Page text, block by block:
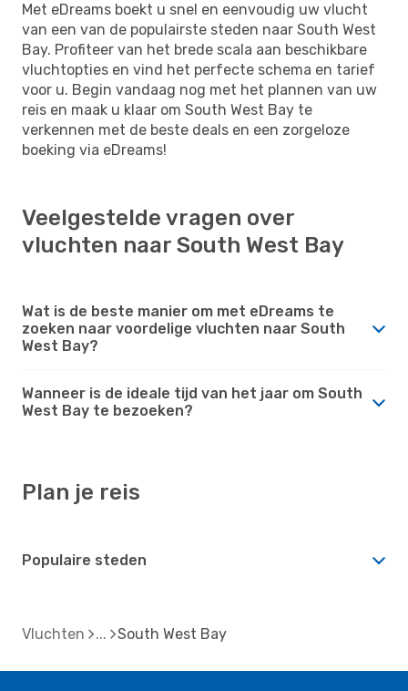
Met eDreams boekt u snel en eenvoudig uw vlucht
van een van de populairste steden naar South West
Bay. Profiteer van het brede scala aan beschikbare
vluchtopties en vind het perfecte schema en tarief
voor u. Begin vandaag nog met het plannen van uw
reis en maak u klaar om South West Bay te
verkennen met de beste deals en een zorgeloze
boeking via eDreams!
Veelgestelde vragen over
vluchten naar South West Bay
Wat is de beste manier om met eDreams te
zoeken naar voordelige vluchten naar South
West Bay?
Wanneer is de ideale tijd van het jaar om South
West Bay te bezoeken?
Plan je reis
Populaire steden
Vluchten South West Bay